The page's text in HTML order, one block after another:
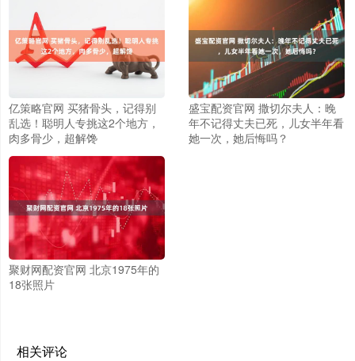
亿策略官网 买猪骨头，记得别
乱选！聪明人专挑这2个地方，
肉多骨少，超解馋
盛宝配资官网 撒切尔夫人：晚
年不记得丈夫已死，儿女半年看
她一次，她后悔吗？
聚财网配资官网 北京1975年的
18张照片
相关评论